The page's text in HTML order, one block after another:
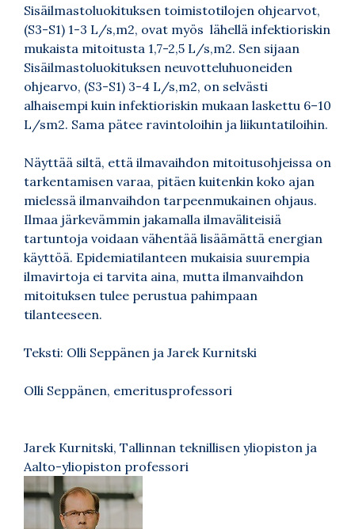
Sisäilmastoluokituksen toimistotilojen ohjearvot,
(S3-S1) 1-3 L/s,m2, ovat myös lähellä infektioriskin
mukaista mitoitusta 1,7-2,5 L/s,m2. Sen sijaan
Sisäilmastoluokituksen neuvotteluhuoneiden
ohjearvo, (S3-S1) 3-4 L/s,m2, on selvästi
alhaisempi kuin infektioriskin mukaan laskettu 6–10
L/sm2. Sama pätee ravintoloihin ja liikuntatiloihin.
Näyttää siltä, että ilmavaihdon mitoitusohjeissa on
tarkentamisen varaa, pitäen kuitenkin koko ajan
mielessä ilmanvaihdon tarpeenmukainen ohjaus.
Ilmaa järkevämmin jakamalla ilmaväliteisiä
tartuntoja voidaan vähentää lisäämättä energian
käyttöä. Epidemiatilanteen mukaisia suurempia
ilmavirtoja ei tarvita aina, mutta ilmanvaihdon
mitoituksen tulee perustua pahimpaan
tilanteeseen.
Teksti: Olli Seppänen ja Jarek Kurnitski
Olli Seppänen, emeritusprofessori
Jarek Kurnitski, Tallinnan teknillisen yliopiston ja
Aalto-yliopiston professori